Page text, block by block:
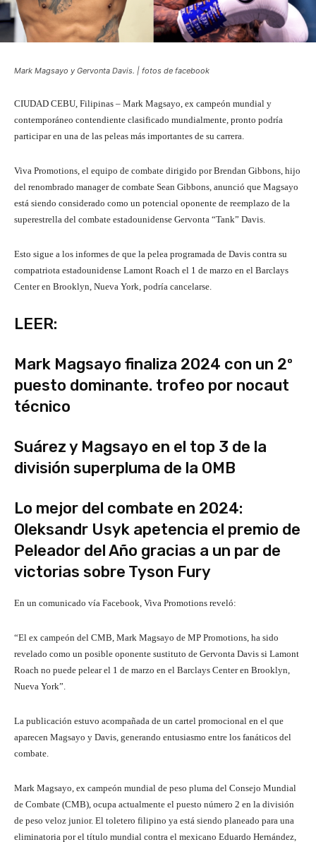
Mark Magsayo y Gervonta Davis. | fotos de facebook
CIUDAD CEBU, Filipinas – Mark Magsayo, ex campeón mundial y
contemporáneo contendiente clasificado mundialmente, pronto podría
participar en una de las peleas más importantes de su carrera.
Viva Promotions, el equipo de combate dirigido por Brendan Gibbons, hijo
del renombrado manager de combate Sean Gibbons, anunció que Magsayo
está siendo considerado como un potencial oponente de reemplazo de la
superestrella del combate estadounidense Gervonta “Tank” Davis.
Esto sigue a los informes de que la pelea programada de Davis contra su
compatriota estadounidense Lamont Roach el 1 de marzo en el Barclays
Center en Brooklyn, Nueva York, podría cancelarse.
LEER:
Mark Magsayo finaliza 2024 con un 2º
puesto dominante. trofeo por nocaut
técnico
Suárez y Magsayo en el top 3 de la
división superpluma de la OMB
Lo mejor del combate en 2024:
Oleksandr Usyk apetencia el premio de
Peleador del Año gracias a un par de
victorias sobre Tyson Fury
En un comunicado vía Facebook, Viva Promotions reveló:
“El ex campeón del CMB, Mark Magsayo de MP Promotions, ha sido
revelado como un posible oponente sustituto de Gervonta Davis si Lamont
Roach no puede pelear el 1 de marzo en el Barclays Center en Brooklyn,
Nueva York”.
La publicación estuvo acompañada de un cartel promocional en el que
aparecen Magsayo y Davis, generando entusiasmo entre los fanáticos del
combate.
Mark Magsayo, ex campeón mundial de peso pluma del Consejo Mundial
de Combate (CMB), ocupa actualmente el puesto número 2 en la división
de peso veloz junior. El toletero filipino ya está siendo planeado para una
eliminatoria por el título mundial contra el mexicano Eduardo Hernández,